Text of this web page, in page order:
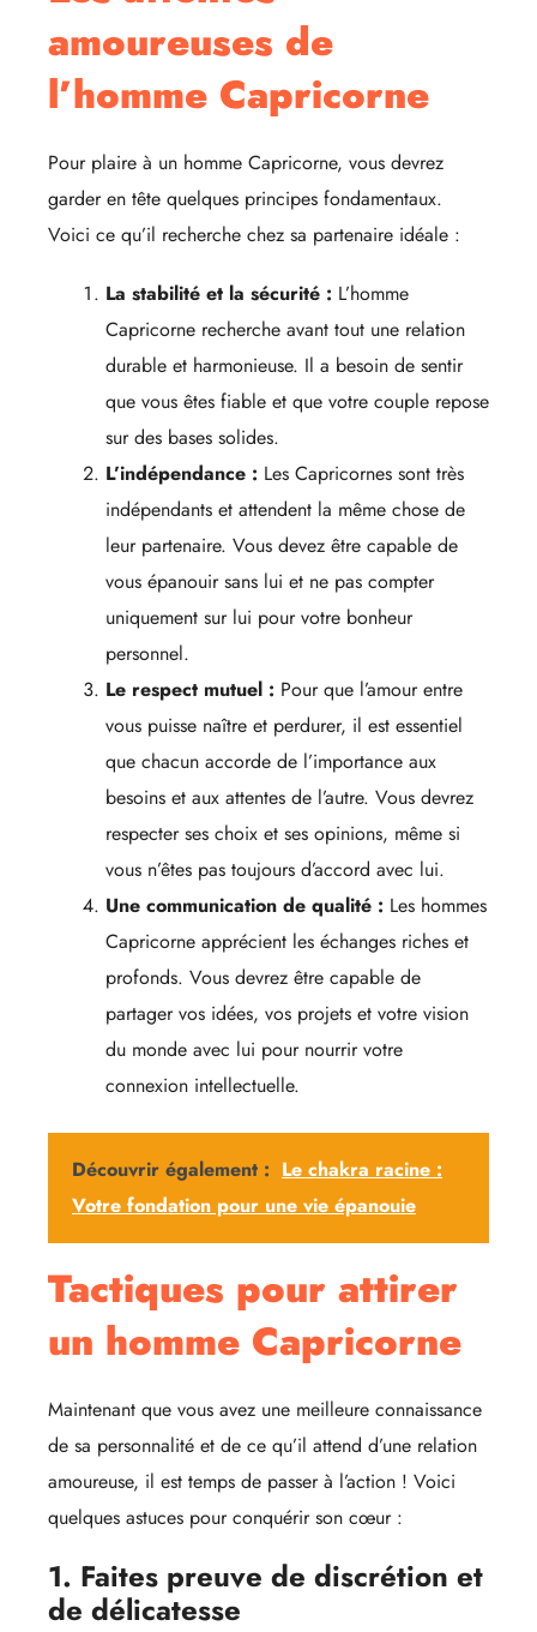
amoureuses de
l’homme Capricorne
Pour plaire à un homme Capricorne, vous devrez
garder en tête quelques principes fondamentaux.
Voici ce qu’il recherche chez sa partenaire idéale :
La stabilité et la sécurité : L’homme
Capricorne recherche avant tout une relation
durable et harmonieuse. Il a besoin de sentir
que vous êtes fiable et que votre couple repose
sur des bases solides.
L’indépendance : Les Capricornes sont très
indépendants et attendent la même chose de
leur partenaire. Vous devez être capable de
vous épanouir sans lui et ne pas compter
uniquement sur lui pour votre bonheur
personnel.
Le respect mutuel : Pour que l’amour entre
vous puisse naître et perdurer, il est essentiel
que chacun accorde de l’importance aux
besoins et aux attentes de l’autre. Vous devrez
respecter ses choix et ses opinions, même si
vous n’êtes pas toujours d’accord avec lui.
Une communication de qualité : Les hommes
Capricorne apprécient les échanges riches et
profonds. Vous devrez être capable de
partager vos idées, vos projets et votre vision
du monde avec lui pour nourrir votre
connexion intellectuelle.
Découvrir également : Le chakra racine :
Votre fondation pour une vie épanouie
Tactiques pour attirer
un homme Capricorne
Maintenant que vous avez une meilleure connaissance
de sa personnalité et de ce qu’il attend d’une relation
amoureuse, il est temps de passer à l’action ! Voici
quelques astuces pour conquérir son cœur :
1. Faites preuve de discrétion et
de délicatesse